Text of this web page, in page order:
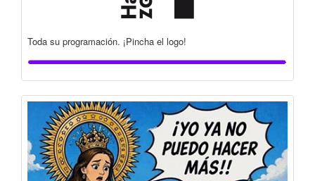
Toda su programación. ¡Pincha el logo!